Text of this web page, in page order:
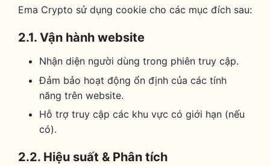
Ema Crypto sử dụng cookie cho các mục đích sau:
2.1. Vận hành website
Nhận diện người dùng trong phiên truy cập.
Đảm bảo hoạt động ổn định của các tính
năng trên website.
Hỗ trợ truy cập các khu vực có giới hạn (nếu
có).
2.2. Hiệu suất & Phân tích